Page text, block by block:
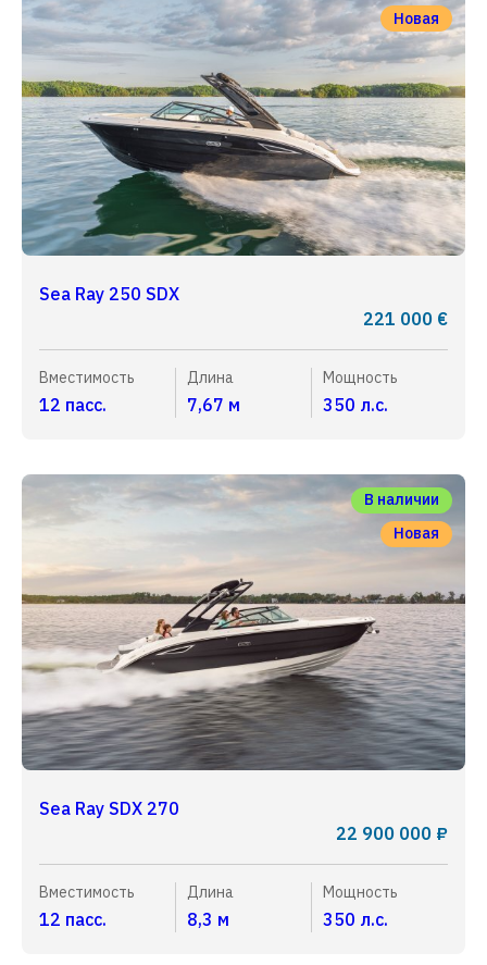
Новая
Sea Ray 250 SDX
221 000 €
Вместимость
12 пасс.
Длина
7,67 м
Мощность
350 л.с.
В наличии
Новая
Sea Ray SDX 270
22 900 000 ₽
Вместимость
12 пасс.
Длина
8,3 м
Мощность
350 л.с.